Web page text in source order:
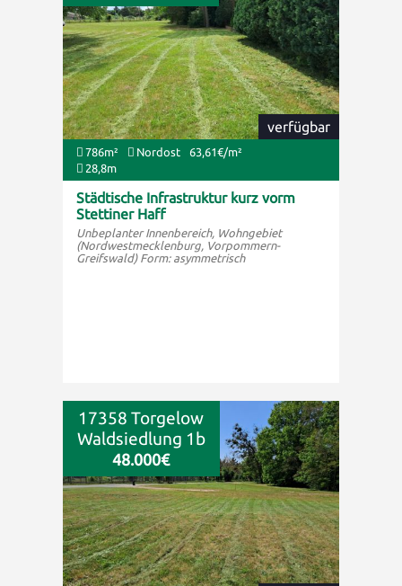
verfügbar
786m² Nordost
63,61€/m²
28,8m
Städtische Infrastruktur kurz vorm
Stettiner Haff
Unbeplanter Innenbereich, Wohngebiet
(Nordwestmecklenburg, Vorpommern-
Greifswald) Form: asymmetrisch
17358 Torgelow
Waldsiedlung 1b
48.000€